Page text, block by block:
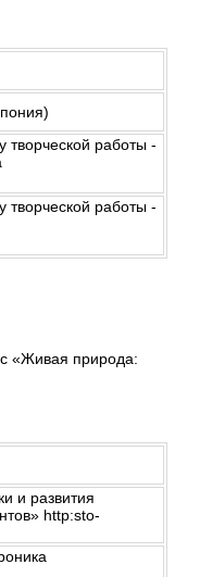
творческой работы -
творческой работы -
«Живая природа:
и развития
http:sto-